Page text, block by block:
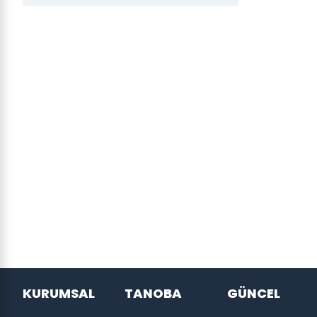
KURUMSAL TANOBA GÜNCEL